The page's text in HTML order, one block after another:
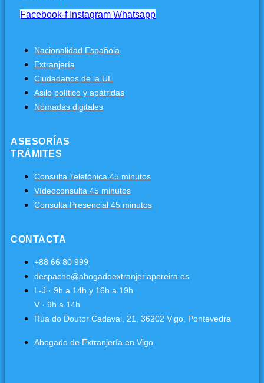
Facebook-f Instagram Whatsapp
Nacionalidad Española
Extranjería
Ciudadanos de la UE
Asilo político y apátridas
Nómadas digitales
ASESORÍAS
TRÁMITES
Consulta Telefónica 45 minutos
Vídeoconsulta 45 minutos
Consulta Presencial 45 minutos
CONTACTA
+88 66 80 999
despacho@abogadoextranjeriapereira.es
L-J · 9h a 14h y 16h a 19h
V · 9h a 14h
Rúa do Doutor Cadaval, 21, 36202 Vigo, Pontevedra
Abogado de Extranjería en Vigo